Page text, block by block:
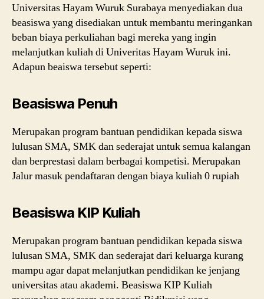
Universitas Hayam Wuruk Surabaya menyediakan dua
beasiswa yang disediakan untuk membantu meringankan
beban biaya perkuliahan bagi mereka yang ingin
melanjutkan kuliah di Univeritas Hayam Wuruk ini.
Adapun beaiswa tersebut seperti:
Beasiswa Penuh
Merupakan program bantuan pendidikan kepada siswa
lulusan SMA, SMK dan sederajat untuk semua kalangan
dan berprestasi dalam berbagai kompetisi. Merupakan
Jalur masuk pendaftaran dengan biaya kuliah 0 rupiah
Beasiswa KIP Kuliah
Merupakan program bantuan pendidikan kepada siswa
lulusan SMA, SMK dan sederajat dari keluarga kurang
mampu agar dapat melanjutkan pendidikan ke jenjang
universitas atau akademi. Beasiswa KIP Kuliah